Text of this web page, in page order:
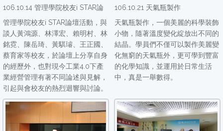
106.10.14 管理學院校友i STAR論
管理學院校友i STAR論壇活動，與
談人黃鴻源、林澤宏、賴明村、林
銘霓、陳岳琦、黃騏璿、王正國、
蔡育家等校友，於論壇上分享自身
的經歷外，也對現今工業4.0下產
業經營管理有著不同論述與見解，
引起與會校友的熱烈迴響與討論。
106.10.21 天氣瓶製作
天氣瓶製作，一個美麗的科學裝飾
小物，隨著溫度變化綻放出不同的
結晶。學員們不僅可以製作美麗變
化無窮的天氣瓶外，更可學到豐富
的化學知識，並運用於日常生活
中，真是一舉數得。